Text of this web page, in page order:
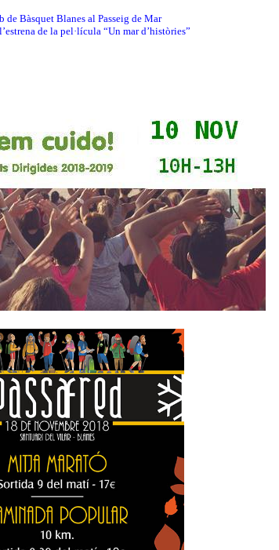
Bàsquet Blanes al Passeig de Mar
de la pel·lícula “Un mar d’històries”